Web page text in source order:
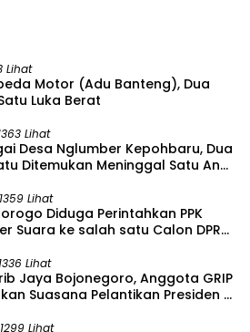
Lihat
Motor (Adu Banteng), Dua
Luka Berat
Lihat
Desa Nglumber Kepohbaru, Dua
Ditemukan Meninggal Satu Anak
1359 Lihat
Diduga Perintahkan PPK
Suara ke salah satu Calon DPRD
1336 Lihat
Jaya Bojonegoro, Anggota GRIP
Suasana Pelantikan Presiden di
1299 Lihat